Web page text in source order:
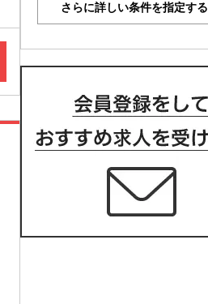
さらに詳しい条件を指定する